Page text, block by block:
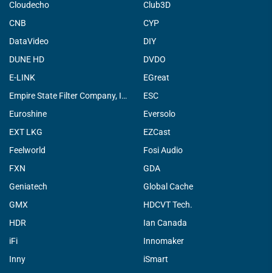
Cloudecho
Club3D
CNB
CYP
DataVideo
DIY
DUNE HD
DVDO
E-LINK
EGreat
Empire State Filter Company, INC.
ESC
Euroshine
Eversolo
EXT LKG
EZCast
Feelworld
Fosi Audio
FXN
GDA
Geniatech
Global Cache
GMX
HDCVT Tech.
HDR
Ian Canada
iFi
Innomaker
Inny
iSmart